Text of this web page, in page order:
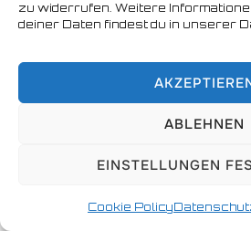
zu widerrufen. Weitere
deiner Daten findest du in unserer
ABLEHNEN
EINSTELLUNGEN
Cookie Policy